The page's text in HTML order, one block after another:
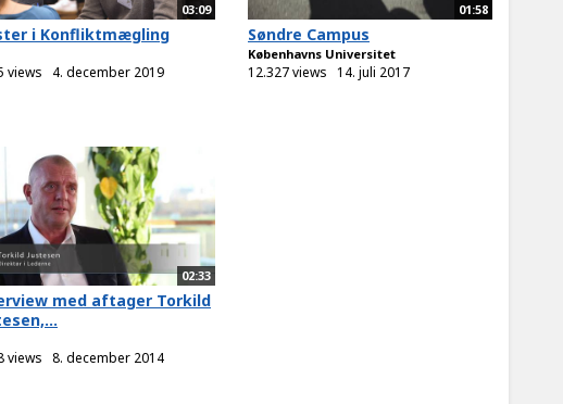
03:09
i Konfliktmægling
views 4. december 2019
01:58
Søndre Campus
Københavns Universitet
12.327 views 14. juli 2017
02:33
med aftager Torkild
views 8. december 2014